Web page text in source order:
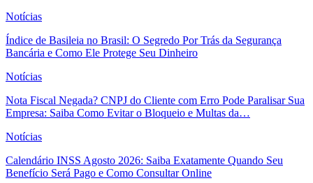
Notícias
Índice de Basileia no Brasil: O Segredo Por Trás da Segurança
Bancária e Como Ele Protege Seu Dinheiro
Notícias
Nota Fiscal Negada? CNPJ do Cliente com Erro Pode Paralisar Sua
Empresa: Saiba Como Evitar o Bloqueio e Multas da…
Notícias
Calendário INSS Agosto 2026: Saiba Exatamente Quando Seu
Benefício Será Pago e Como Consultar Online